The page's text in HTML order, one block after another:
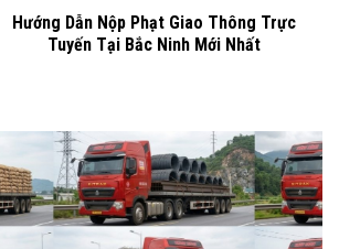
Hướng Dẫn Nộp Phạt Giao Thông Trực
Tuyến Tại Bắc Ninh Mới Nhất